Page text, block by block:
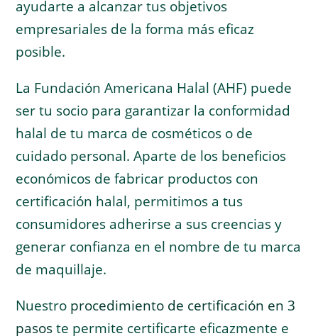
ayudarte a alcanzar tus objetivos
empresariales de la forma más eficaz
posible.
La Fundación Americana Halal (AHF) puede
ser tu socio para garantizar la conformidad
halal de tu marca de cosméticos o de
cuidado personal. Aparte de los beneficios
económicos de fabricar productos con
certificación halal, permitimos a tus
consumidores adherirse a sus creencias y
generar confianza en el nombre de tu marca
de maquillaje.
Nuestro procedimiento de certificación en 3
pasoste permite certificarte eficazmente e